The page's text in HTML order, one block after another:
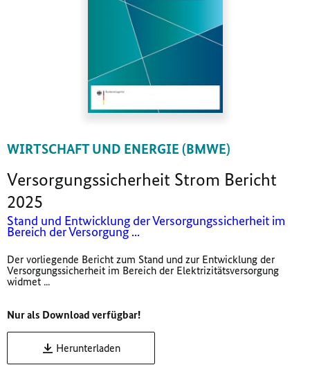
WIRTSCHAFT UND ENERGIE (BMWE)
Versorgungssicherheit Strom Bericht
2025
Stand und Entwicklung der Versorgungssicherheit im
Bereich der Versorgung ...
Der vorliegende Bericht zum Stand und zur Entwicklung der
Versorgungssicherheit im Bereich der Elektrizitätsversorgung
widmet ...
Nur als Download verfügbar!
Herunterladen